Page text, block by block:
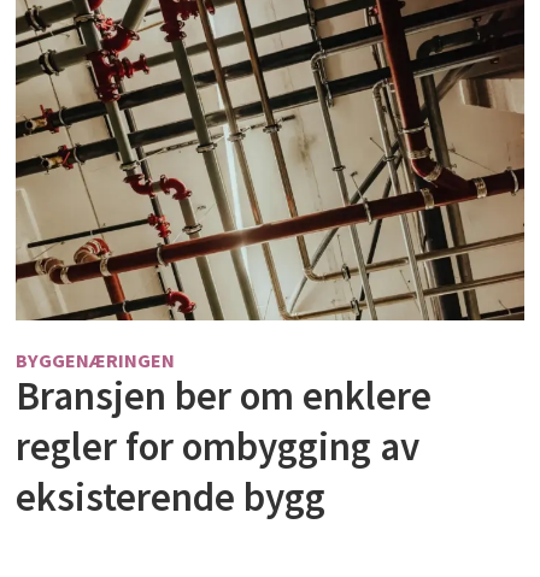
BYGGENÆRINGEN
Bransjen ber om enklere
regler for ombygging av
eksisterende bygg